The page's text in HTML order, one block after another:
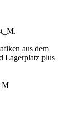
aus dem
Lagerplatz plus